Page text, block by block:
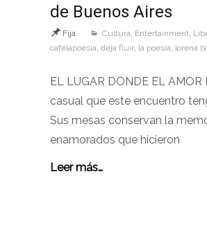
de Buenos Aires
Fija Cultura, Entertainment,
cafélapoesia, deja fluir, la poesia, lorena
EL LUGAR DONDE EL AMOR
casual que este encuentro
Sus mesas conservan la
enamorados que hicieron
Leer más…